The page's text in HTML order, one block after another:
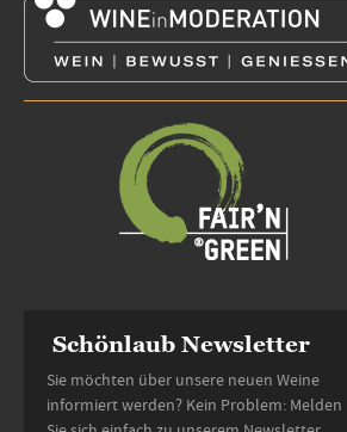
Schönlaub Newsletter
Sie möchten über unsere neuen Weine
informiert werden? Kein Problem: Melden